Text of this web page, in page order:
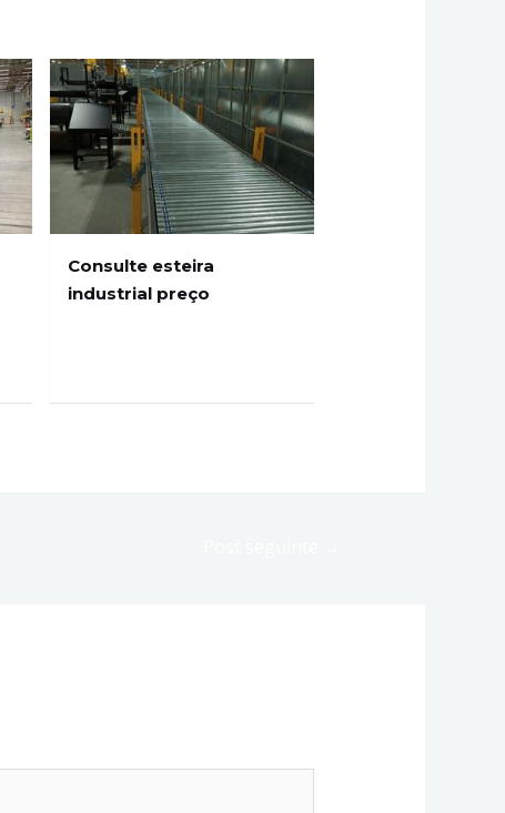
Consulte esteira
industrial preço